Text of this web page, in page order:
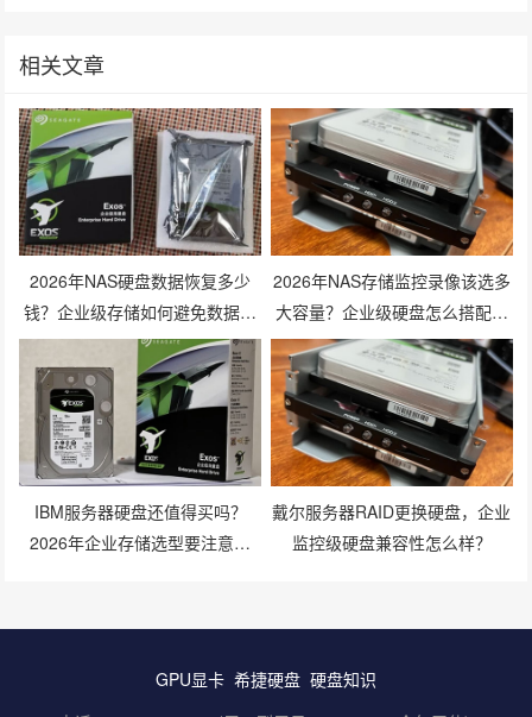
相关文章
2026年NAS硬盘数据恢复多少
钱？企业级存储如何避免数据丢
失风险？
2026年NAS存储监控录像该选多
大容量？企业级硬盘怎么搭配才
划算？
IBM服务器硬盘还值得买吗？
2026年企业存储选型要注意什
戴尔服务器RAID更换硬盘，企业
监控级硬盘兼容性怎么样？
GPU显卡 希捷硬盘 硬盘知识